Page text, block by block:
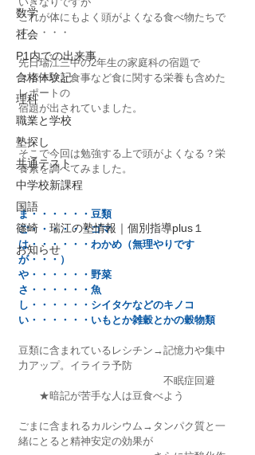
数学
社会
P1内での出来事
合格体験記
理科
職業と学校
塾探し
共通テスト
中学校新課程
国語
篠崎 瑞江の塾情報｜個別指導plus１
お知らせ
これが体にもよく頭がよくなる食べ物たちで
す・・・・
先日瑞江三中の2年生の家庭科の宿題で
スポーツと食事など食に関する栄養も含めた
レポートの
宿題が出されていました。
そこで今回は勉強する上で頭がよくなる？栄
養素を調べてみました。
ま・・・・・・豆類
ご・・・・・・ゴマ
は・・・・・・わかめ（無理やりです
が・・・）
や・・・・・・野菜
さ・・・・・・魚
し・・・・・・シイタケなどのキノコ
い・・・・・・いもとか雑穀とかの穀物類
豆類に含まれているレシチン→記憶力や集中
力アップ。イライラ予防
不眠症回避
★暗記が苦手な人は豆食べよう
ごまに含まれるカルシウム→タンパク質と一
緒にとると精神安定の効果が